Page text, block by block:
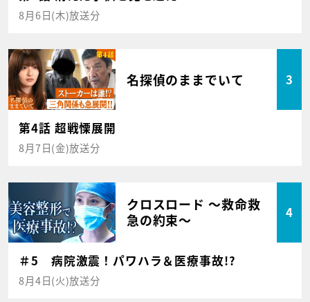
8月6日(木)放送分
名探偵のままでいて 3
第4話 超戦慄展開
8月7日(金)放送分
クロスロード ～救命救
急の約束～
4
＃5 病院激震！パワハラ＆医療事故!?
8月4日(火)放送分